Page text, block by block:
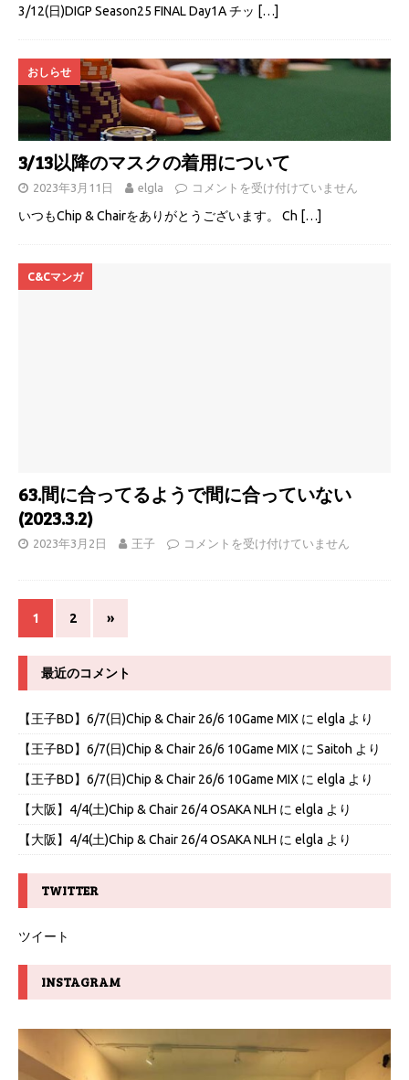
3/12(日)DIGP Season25 FINAL Day1A チッ […]
おしらせ
3/13以降のマスクの着用について
2023年3月11日 elgla コメントを受け付けていません
いつもChip & Chairをありがとうございます。 Ch […]
C&Cマンガ
63.間に合ってるようで間に合っていない
(2023.3.2)
2023年3月2日 王子 コメントを受け付けていません
1 2 »
最近のコメント
【王子BD】6/7(日)Chip & Chair 26/6 10Game MIX に elgla より
【王子BD】6/7(日)Chip & Chair 26/6 10Game MIX に Saitoh より
【王子BD】6/7(日)Chip & Chair 26/6 10Game MIX に elgla より
【大阪】4/4(土)Chip & Chair 26/4 OSAKA NLH に elgla より
【大阪】4/4(土)Chip & Chair 26/4 OSAKA NLH に elgla より
TWITTER
ツイート
INSTAGRAM